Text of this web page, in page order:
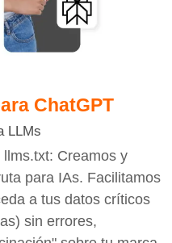
ChatGPT
LLMs
Creamos y
para IAs. Facilitamos
a tus datos críticos
sin errores,